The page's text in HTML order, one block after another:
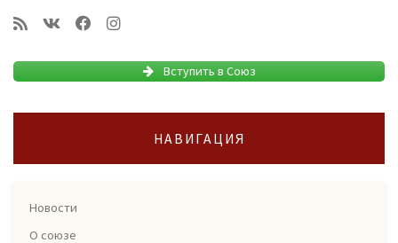
Вступить в Союз
НАВИГАЦИЯ
Новости
О союзе